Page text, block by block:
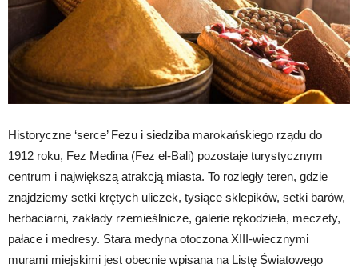
Historyczne ‘serce’ Fezu i siedziba marokańskiego rządu do
1912 roku, Fez Medina (Fez el-Bali) pozostaje turystycznym
centrum i największą atrakcją miasta. To rozległy teren, gdzie
znajdziemy setki krętych uliczek, tysiące sklepików, setki barów,
herbaciarni, zakłady rzemieślnicze, galerie rękodzieła, meczety,
pałace i medresy. Stara medyna otoczona XIII-wiecznymi
murami miejskimi jest obecnie wpisana na Listę Światowego